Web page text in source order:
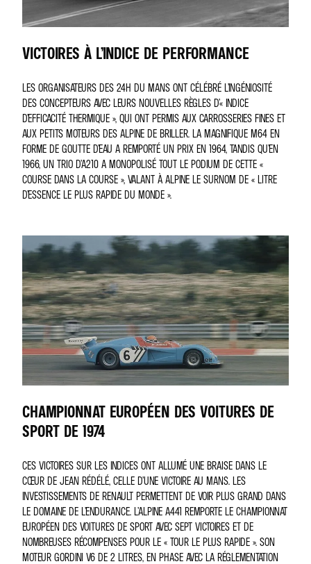
VICTOIRES À L’INDICE DE PERFORMANCE
LES ORGANISATEURS DES 24H DU MANS ONT CÉLÉBRÉ L’INGÉNIOSITÉ
DES CONCEPTEURS AVEC LEURS NOUVELLES RÈGLES D’« INDICE
D’EFFICACITÉ THERMIQUE », QUI ONT PERMIS AUX CARROSSERIES FINES ET
AUX PETITS MOTEURS DES ALPINE DE BRILLER. LA MAGNIFIQUE M64 EN
FORME DE GOUTTE D’EAU A REMPORTÉ UN PRIX EN 1964, TANDIS QU’EN
1966, UN TRIO D’A210 A MONOPOLISÉ TOUT LE PODIUM DE CETTE «
COURSE DANS LA COURSE », VALANT À ALPINE LE SURNOM DE « LITRE
D’ESSENCE LE PLUS RAPIDE DU MONDE ».
CHAMPIONNAT EUROPÉEN DES VOITURES DE
SPORT DE 1974
CES VICTOIRES SUR LES INDICES ONT ALLUMÉ UNE BRAISE DANS LE
CŒUR DE JEAN RÉDÉLÉ, CELLE D’UNE VICTOIRE AU MANS. LES
INVESTISSEMENTS DE RENAULT PERMETTENT DE VOIR PLUS GRAND DANS
LE DOMAINE DE L’ENDURANCE. L’ALPINE A441 REMPORTE LE CHAMPIONNAT
EUROPÉEN DES VOITURES DE SPORT AVEC SEPT VICTOIRES ET DE
NOMBREUSES RÉCOMPENSES POUR LE « TOUR LE PLUS RAPIDE ». SON
MOTEUR GORDINI V6 DE 2 LITRES, EN PHASE AVEC LA RÉGLEMENTATION